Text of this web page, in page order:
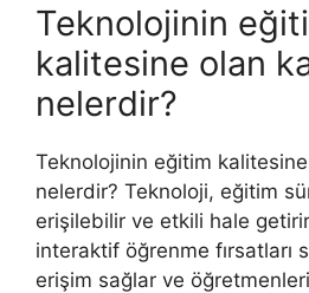
Teknolojinin
kalitesine olan
nelerdir?
Teknolojinin eğitim kalitesine
nelerdir? Teknoloji, eğitim
erişilebilir ve etkili hale
interaktif öğrenme fırsatları
erişim sağlar ve